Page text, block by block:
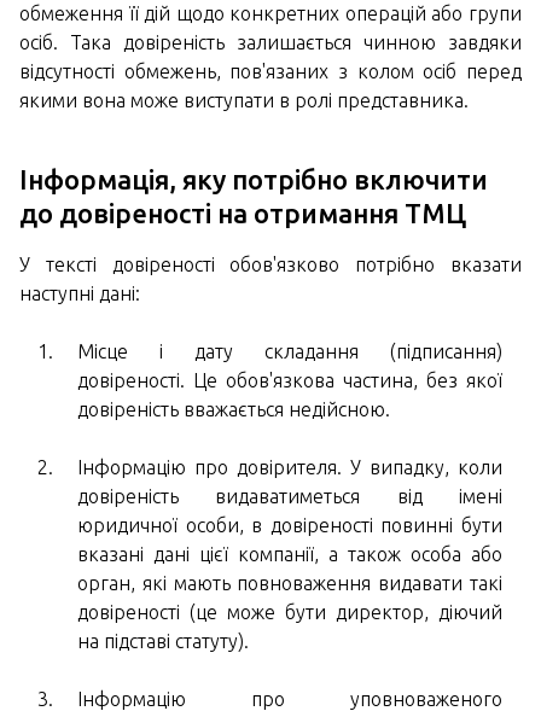
обмеження її дій щодо конкретних операцій або групи
осіб. Така довіреність залишається чинною завдяки
відсутності обмежень, пов'язаних з колом осіб перед
якими вона може виступати в ролі представника.
Інформація, яку потрібно включити
до довіреності на отримання ТМЦ
У тексті довіреності обов'язково потрібно вказати
наступні дані:
Місце і дату складання (підписання)
довіреності. Це обов'язкова частина, без якої
довіреність вважається недійсною.
Інформацію про довірителя. У випадку, коли
довіреність видаватиметься від імені
юридичної особи, в довіреності повинні бути
вказані дані цієї компанії, а також особа або
орган, які мають повноваження видавати такі
довіреності (це може бути директор, діючий
на підставі статуту).
Інформацію про уповноваженого